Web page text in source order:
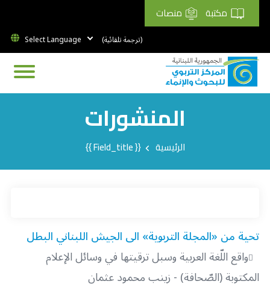
مكتبة منصات
(ترجمة تلقائية)
المنشورات
Breadcrumbالرئيسية {{ Field_title }}
تحية من «المجلة التربوية» الى الجيش اللبناني البطل
واقع اللّغة العربية وسبل ترقيتها في وسائل الإعلام
المكتوبة‏‏ (الصّحافة) - زينب محمود عثمان